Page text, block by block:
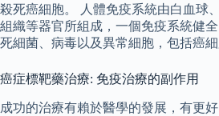
殺死癌細胞。 人體免疫系統由白血球
組織等器官所組成，一個免疫系統健
死細菌、病毒以及異常細胞，包括癌細
癌症標靶藥治療: 免疫治療的副作用
成功的治療有賴於醫學的發展，有更